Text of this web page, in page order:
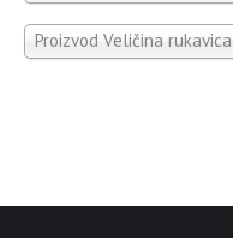
Proizvod Veličina rukavica